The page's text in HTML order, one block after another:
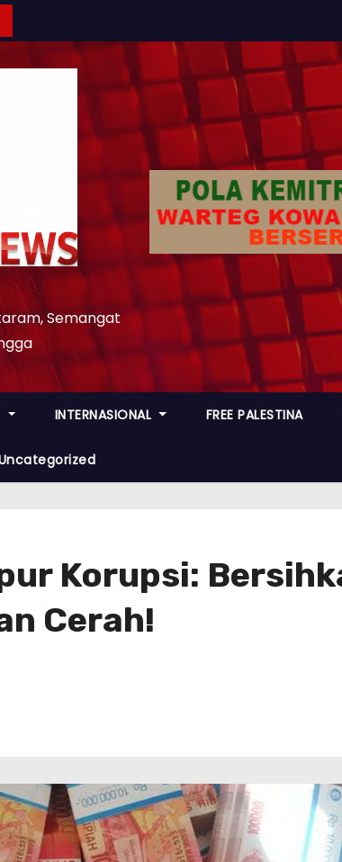
Semangat
INTERNASIONAL FREE PALESTINA
Korupsi:
Cerah!